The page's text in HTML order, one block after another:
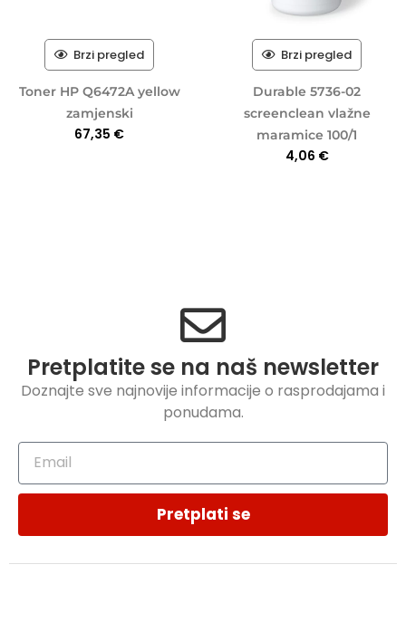
Brzi pregled
Toner HP Q6472A yellow
zamjenski
67,35 €
Brzi pregled
Durable 5736-02
screenclean vlažne
maramice 100/1
4,06 €
Pretplatite se na naš newsletter
Doznajte sve najnovije informacije o rasprodajama i
ponudama.
Pretplati se